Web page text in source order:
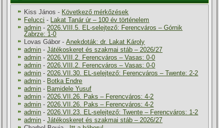
Kiss János - Következő mérkőzések
Felucci -
Lakat Tanár úr – 100 év történelem
admin - 2026.VIII.5. EL-selejtező: Ferencváros – Górnik
Zabrze: 1-0
Lovas Gábor -Anekdoták: dr. Lakat Károly
admin -Játékoskeret és szakmai stáb – 2026/27
admin - 2026.VIII.2. Ferencváros – Vasas: 0-0
admin - 2026.VIII.2. Ferencváros – Vasas: 0-0
admin - 2026.VII.30. EL-selejtező: Ferencváros – Twente: 2-2
admin - Botka Endre
admin - Bamidele Yusuf
admin - 2026.VII.26. Paks – Ferencváros: 4-2
admin - 2026.VII.26. Paks – Ferencváros: 4-2
admin - 2026.VII.23. EL-selejtező: Twente – Ferencváros: 1-2
admin -Játékoskeret és szakmai stáb – 2026/27